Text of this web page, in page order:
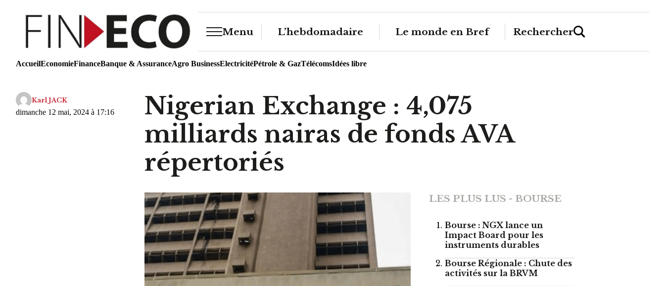
Menu L’hebdomadaire Le monde en Bref Rechercher
AccueilEconomieFinanceBanque & AssuranceAgro BusinessElectricitéPétrole & GazTélécomsIdées libre
Karl JACK
dimanche 12 mai, 2024 à 17:16
Nigerian Exchange : 4,075
milliards nairas de fonds AVA
répertoriés
LES PLUS LUS - BOURSE
Bourse : NGX lance un
Impact Board pour les
instruments durables
Bourse Régionale : Chute des
activités sur la BRVM